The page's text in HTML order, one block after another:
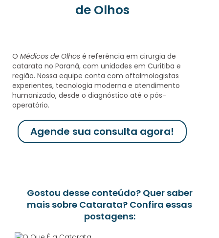
de Olhos
O Médicos de Olhos é referência em cirurgia de
catarata no Paraná, com unidades em Curitiba e
região. Nossa equipe conta com oftalmologistas
experientes, tecnologia moderna e atendimento
humanizado, desde o diagnóstico até o pós-
operatório.
Agende sua consulta agora!
Gostou desse conteúdo? Quer saber
mais sobre Catarata? Confira essas
postagens: